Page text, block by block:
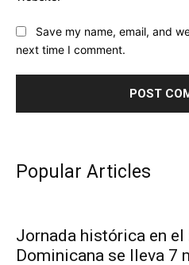
Save my name, email, and
next time I comment.
Popular Articles
Jornada histórica en el
Dominicana se lleva 7